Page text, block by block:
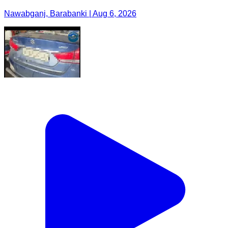
Nawabganj, Barabanki | Aug 6, 2026